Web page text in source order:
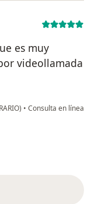
es muy
videollamada
• Consulta en línea
anteriores